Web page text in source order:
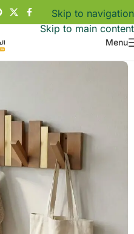
Skip to navigation
Skip to main content
Menu